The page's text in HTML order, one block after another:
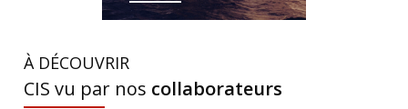
À DÉCOUVRIR
CIS vu par nos collaborateurs